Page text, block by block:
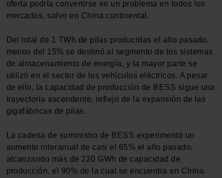
oferta podría convertirse en un problema en todos los
mercados, salvo en China continental.
Del total de 1 TWh de pilas producidas el año pasado,
menos del 15% se destinó al segmento de los sistemas
de almacenamiento de energía, y la mayor parte se
utilizó en el sector de los vehículos eléctricos. A pesar
de ello, la capacidad de producción de BESS sigue una
trayectoria ascendente, reflejo de la expansión de las
gigafábricas de pilas.
La cadena de suministro de BESS experimentó un
aumento interanual de casi el 65% el año pasado,
alcanzando más de 220 GWh de capacidad de
producción, el 90% de la cual se encuentra en China.